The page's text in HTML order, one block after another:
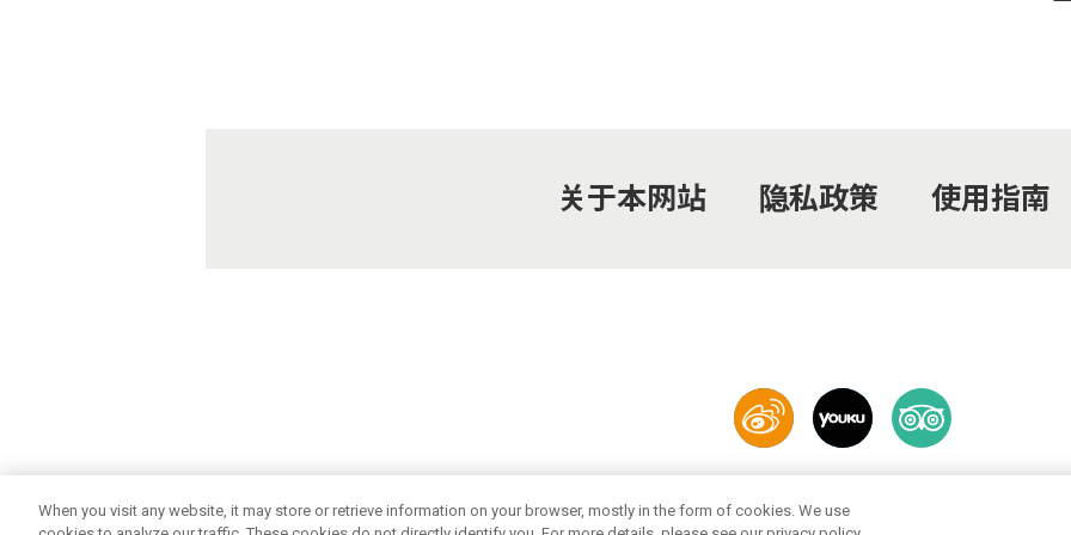
关于本网站 隐私政策 使用指南
When you visit any website, it may store or retrieve information on your browser, mostly in the form of cookies. We use